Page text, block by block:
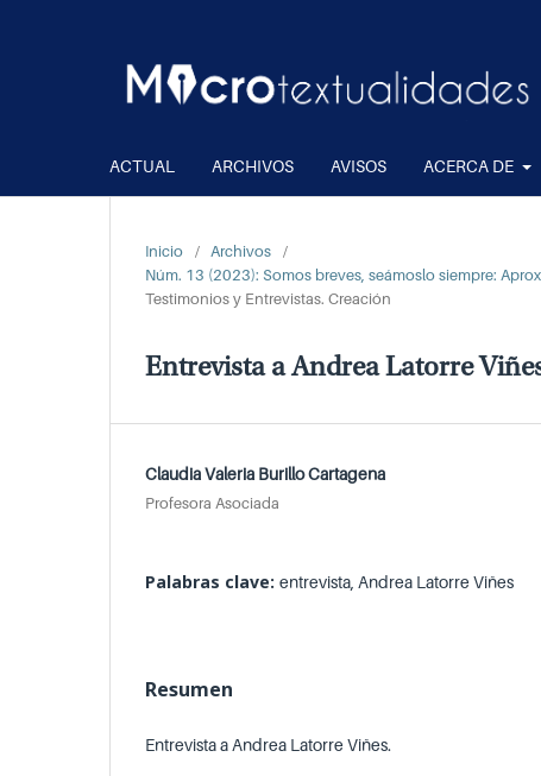
ACTUAL ARCHIVOS AVISOS ACERCA DE
Inicio / Archivos
/
Núm. 13 (2023): Somos breves, seámoslo siempre:
Testimonios y Entrevistas. Creación
Entrevista a Andrea Latorre
Claudia Valeria Burillo Cartagena
Profesora Asociada
Palabras clave: entrevista, Andrea Latorre Viñes
Resumen
Entrevista a Andrea Latorre Viñes.